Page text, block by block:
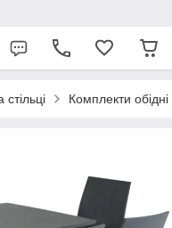
Комплекти обідні